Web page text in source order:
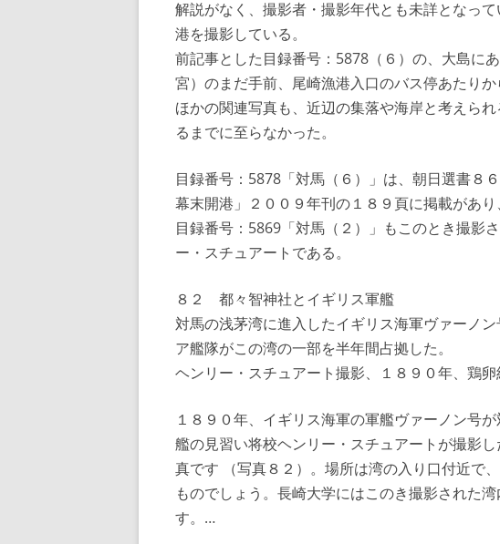
解説がなく、撮影者・撮影年代とも未詳となっ
港を撮影している。
前記事とした目録番号：5878（６）の、大島に
宮）のまだ手前、尾崎漁港入口のバス停あたりか
ほかの関連写真も、近辺の集落や海岸と考えら
るまでに至らなかった。
目録番号：5878「対馬（６）」は、朝日選書
幕末開港」２００９年刊の１８９頁に掲載があり
目録番号：5869「対馬（２）」もこのとき撮影
ー・スチュアートである。
８２ 都々智神社とイギリス軍艦
対馬の浅茅湾に進入したイギリス海軍ヴァーノ
ア艦隊がこの湾の一部を半年間占拠した。
ヘンリー・スチュアート撮影、１８９０年、鶏
１８９０年、イギリス海軍の軍艦ヴァーノン号
艦の見習い将校ヘンリー・スチュアートが撮影
真です （写真８２）。場所は湾の入り口付近で
ものでしょう。長崎大学にはこのき撮影された
す。…